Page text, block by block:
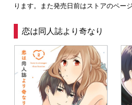
ります。また発売日前はストアのペー
恋は同人誌より奇なり